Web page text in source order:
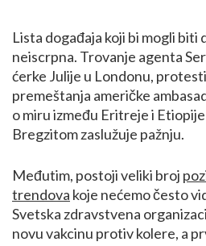
Lista događaja koji bi mogli
neiscrpna. Trovanje agenta
ćerke Julije u Londonu,
premeštanja američke
o miru između Eritreje i Etiopije
Bregzitom zaslužuje pažnju.
Međutim, postoji veliki broj
trendova koje nećemo često
Svetska zdravstvena
novu vakcinu protiv kolere, a